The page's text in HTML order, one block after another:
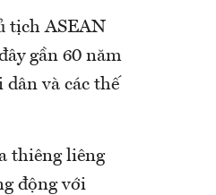
tịch ASEAN
gần 60 năm
và các thế
thiêng liêng
động với